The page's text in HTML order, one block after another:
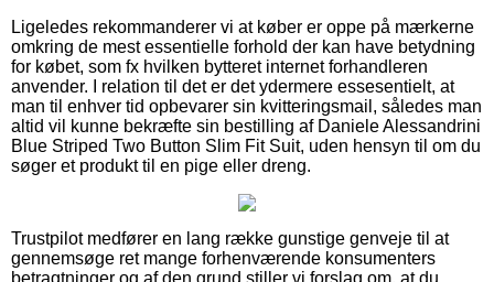
Ligeledes rekommanderer vi at køber er oppe på mærkerne
omkring de mest essentielle forhold der kan have betydning
for købet, som fx hvilken bytteret internet forhandleren
anvender. I relation til det er det ydermere essesentielt, at
man til enhver tid opbevarer sin kvitteringsmail, således man
altid vil kunne bekræfte sin bestilling af Daniele Alessandrini
Blue Striped Two Button Slim Fit Suit, uden hensyn til om du
søger et produkt til en pige eller dreng.
Trustpilot medfører en lang række gunstige genveje til at
gennemsøge ret mange forhenværende konsumenters
betragtninger og af den grund stiller vi forslag om, at du